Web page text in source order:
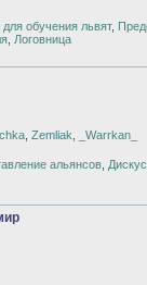
для обучения львят,
Логовница
Zemliak _Warrkan_
альянсов